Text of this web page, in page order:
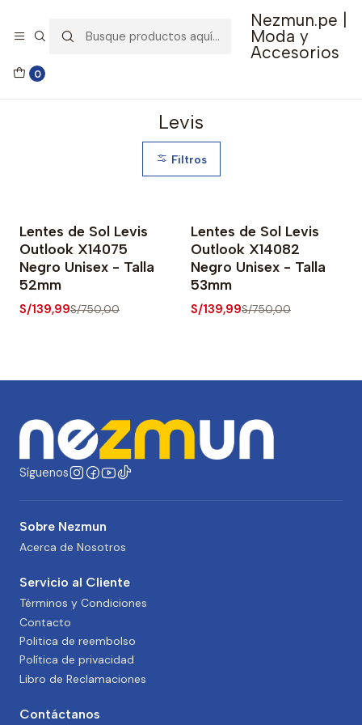
Nezmun.pe |
Moda y
Accesorios
0
🚚 Envío GRATIS por compras mayores a S/ 150
Levis
Filtros
-81% OFF
Lentes de Sol Levis
Outlook X14075
Negro Unisex - Talla
52mm
S/139,99S/750,00
-81% OFF
Lentes de Sol Levis
Outlook X14082
Negro Unisex - Talla
53mm
S/139,99S/750,00
Síguenos
Sobre Nezmun
Acerca de Nosotros
Servicio al Cliente
Términos y Condiciones
Contacto
Politica de reembolso
Política de privacidad
Libro de Reclamaciones
Contáctanos